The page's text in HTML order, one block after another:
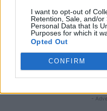
I want to opt-out of
Retention, Sale, and/or
Personal Data that Is
Purposes for which it
Opted Out
CONFIRM
și Bahamas. Niciunul
Tolontan, negocieri
publicația condusă
să vină și alți jurnaliști
inclusiv fostul
-